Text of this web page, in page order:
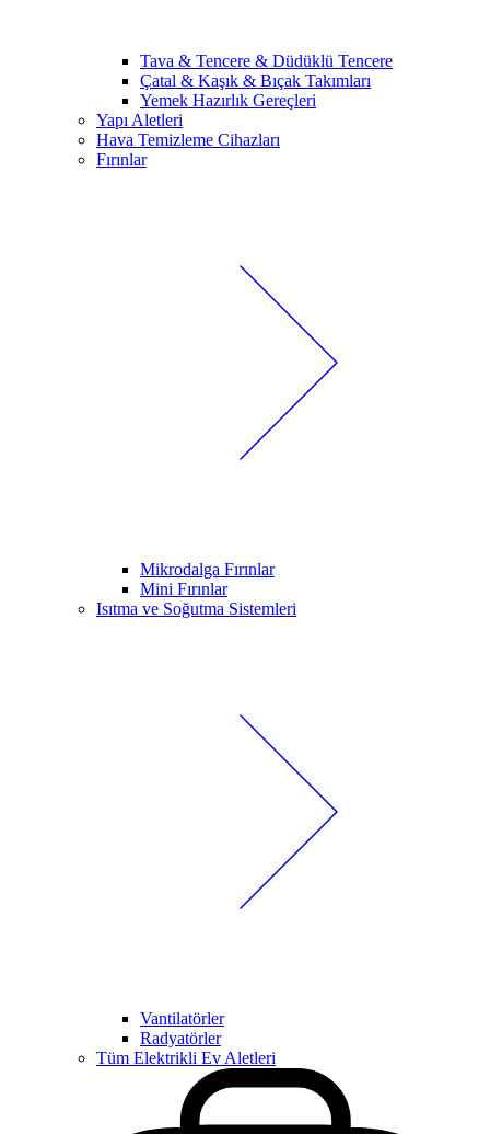
Tava & Tencere & Düdüklü Tencere
Çatal & Kaşık & Bıçak Takımları
Yemek Hazırlık Gereçleri
Yapı Aletleri
Hava Temizleme Cihazları
Fırınlar
Mikrodalga Fırınlar
Mini Fırınlar
Isıtma ve Soğutma Sistemleri
Vantilatörler
Radyatörler
Tüm Elektrikli Ev Aletleri